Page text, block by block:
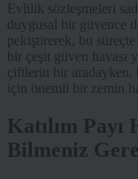
Evlilik sözleşmeleri
duygusal bir güvence
pekiştirerek, bu
bir çeşit güven havası
çiftlerin bir aradayken,
için önemli bir zemin
Katılım Payı
Bilmeniz